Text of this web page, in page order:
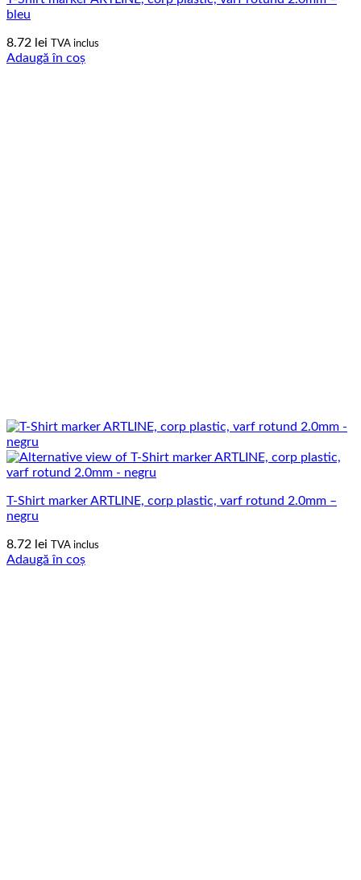
bleu
8.72 lei TVA inclus
Adaugă în coș
T-Shirt marker ARTLINE, corp plastic, varf rotund 2.0mm –
negru
8.72 lei TVA inclus
Adaugă în coș